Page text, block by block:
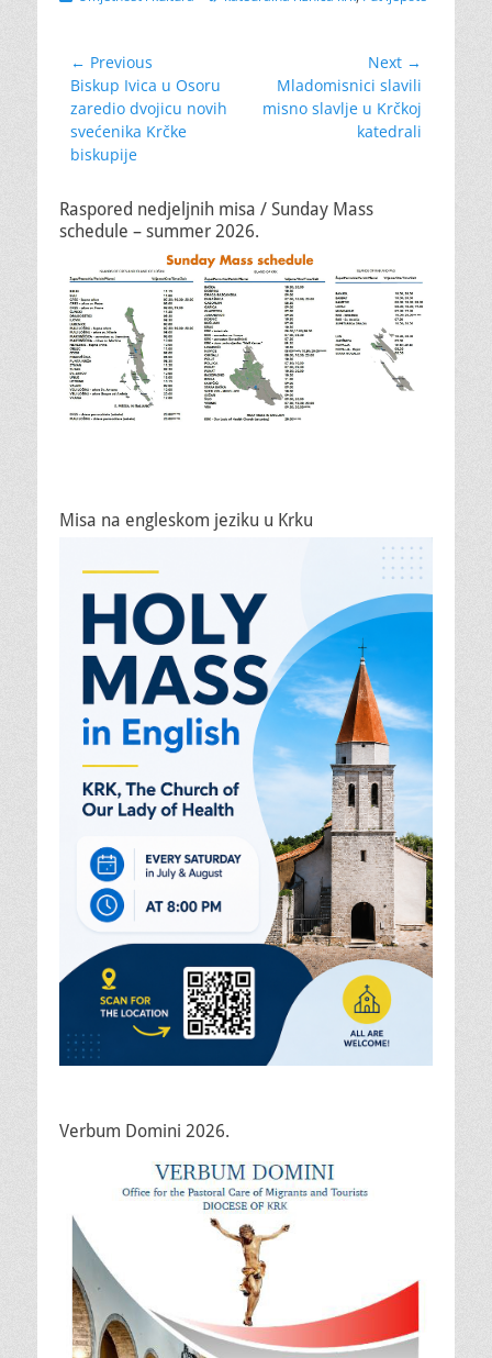
Navigacija
objava
← Previous
Previous
post:
Biskup Ivica u Osoru
zaredio dvojicu novih
svećenika Krčke
biskupije
Next →
Next
post:
Mladomisnici slavili
misno slavlje u Krčkoj
katedrali
Raspored nedjeljnih misa / Sunday Mass
schedule – summer 2026.
Misa na engleskom jeziku u Krku
Verbum Domini 2026.